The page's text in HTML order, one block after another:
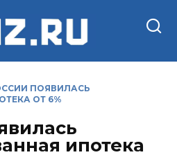
ПОЯВИЛАСЬ
ОТ 6%
ипотека